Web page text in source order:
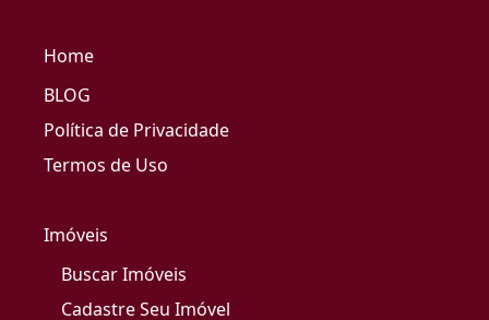
Home
BLOG
Política de Privacidade
Termos de Uso
Imóveis
Buscar Imóveis
Cadastre Seu Imóvel